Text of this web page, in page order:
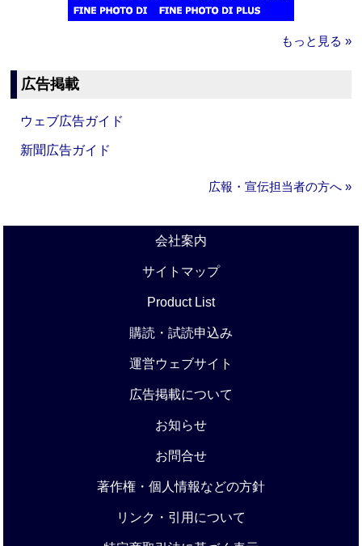
もっと見る »
広告掲載
ウェブ広告ガイド
新聞広告ガイド
広報・宣伝担当者の方へ »
会社案内
サイトマップ
Product List
購読・試読申込み
運営ウェブサイト
広告掲載について
お知らせ
お問合せ
著作権・個人情報などの方針
リンク・引用について